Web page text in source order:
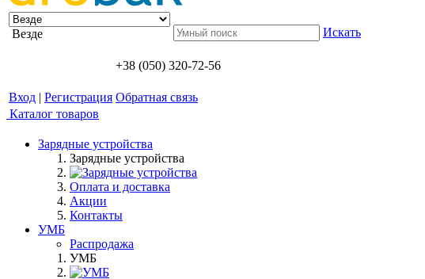
Везде Искать
+38 (050) 320-72-56
Вход | Регистрация Обратная связь
Каталог товаров
Зарядные устройства
Зарядные устройства
Оплата и доставка
Акции
Контакты
УМБ
Распродажа
УМБ